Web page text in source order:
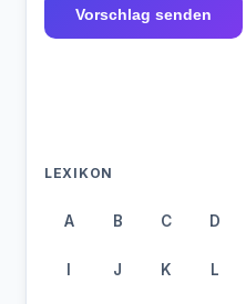
Vorschlag senden
LEXIKON
A B C D
I J K L